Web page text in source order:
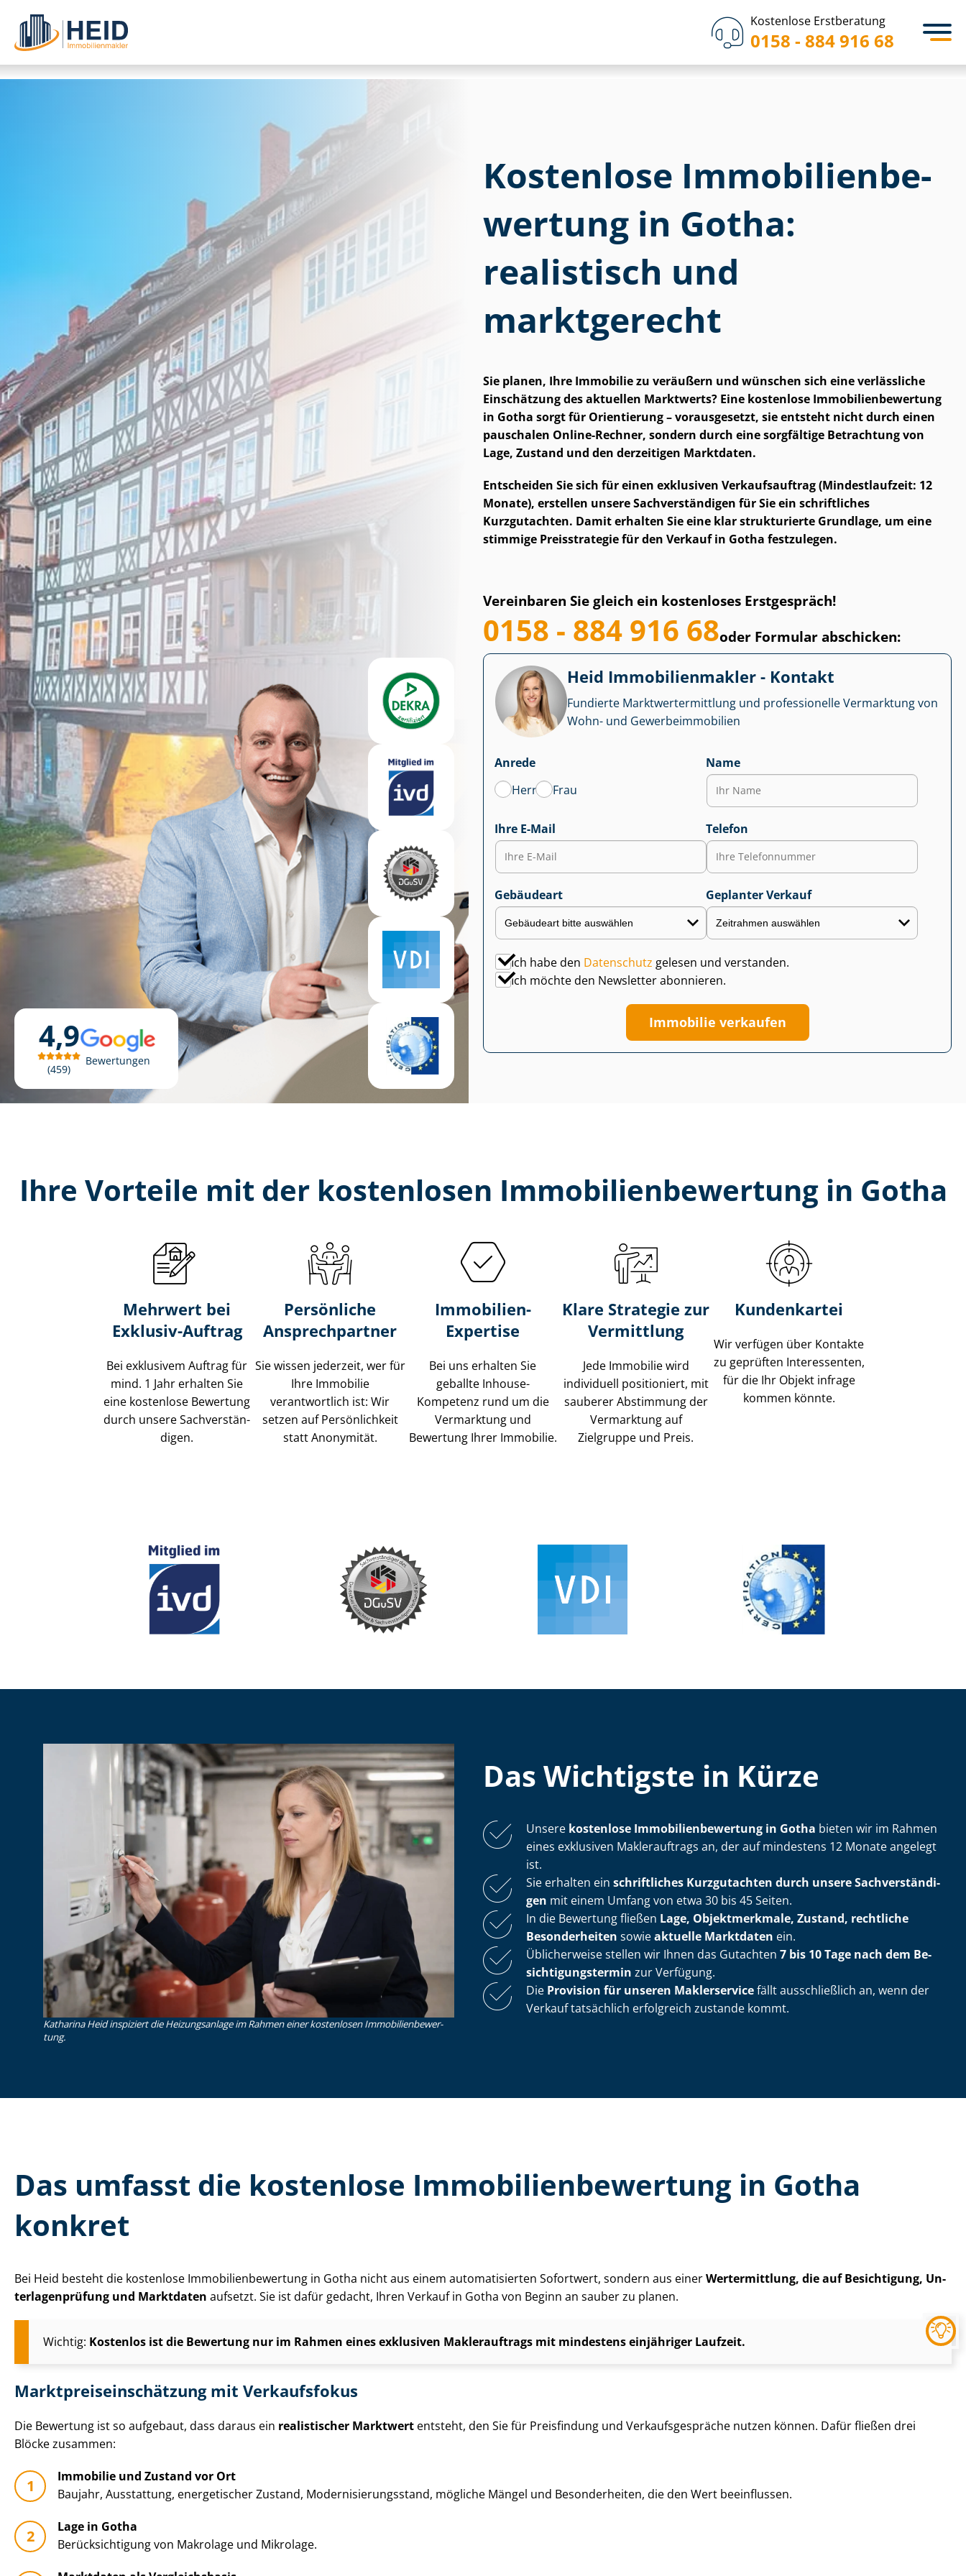
Kostenlose Erstberatung
0158 - 884 916 68
4,9
459
Bewertungen
Kostenlose Im­mo­bi­li­en­be­
wer­tung in Gotha:
realistisch und
marktgerecht
Sie planen, Ihre Immobilie zu veräußern und wünschen sich eine verlässliche
Einschätzung des aktuellen Marktwerts? Eine kostenlose Im­mo­bi­li­en­be­wer­tung
in Gotha sorgt für Orientierung – vorausgesetzt, sie entsteht nicht durch einen
pauschalen Online-Rechner, sondern durch eine sorgfältige Betrachtung von
Lage, Zustand und den derzeitigen Marktdaten.
Entscheiden Sie sich für einen exklusiven Verkaufsauftrag (Mindestlaufzeit: 12
Monate), erstellen unsere Sach­ver­stän­di­gen für Sie ein schriftliches
Kurzgutachten. Damit erhalten Sie eine klar strukturierte Grundlage, um eine
stimmige Preisstrategie für den Verkauf in Gotha festzulegen.
Vereinbaren Sie gleich ein kostenloses Erstgespräch!
0158 - 884 916 68oder Formular abschicken:
Heid Im­mo­bi­li­en­mak­ler - Kontakt
Fundierte Markt­wert­ermitt­lung und professionelle Vermarktung von
Wohn- und Ge­wer­be­im­mo­bi­li­en
Anrede
Herr
Frau
Name
Ihre E-Mail Telefon
Gebäudeart Geplanter Verkauf
Ich habe den Datenschutz gelesen und verstanden.
Ich möchte den Newsletter abonnieren.
Immobilie verkaufen
Ihre Vorteile mit der kostenlosen Im­mo­bi­li­en­be­wer­tung in Gotha
Mehrwert bei
Exklusiv-Auftrag
Bei exklusivem Auftrag für
mind. 1 Jahr erhalten Sie
eine kostenlose Bewertung
durch unsere Sach­ver­stän­
di­gen.
Persönliche
Ansprechpartner
Sie wissen jederzeit, wer für
Ihre Immobilie
verantwortlich ist: Wir
setzen auf Persönlichkeit
statt Anonymität.
Immobilien-
Expertise
Bei uns erhalten Sie
geballte Inhouse-
Kompetenz rund um die
Vermarktung und
Bewertung Ihrer Immobilie.
Klare Strategie zur
Vermittlung
Jede Immobilie wird
individuell positioniert, mit
sauberer Abstimmung der
Vermarktung auf
Zielgruppe und Preis.
Kundenkartei
Wir verfügen über Kontakte
zu geprüften Interessenten,
für die Ihr Objekt infrage
kommen könnte.
Katharina Heid inspiziert die Heizungsanlage im Rahmen einer kostenlosen Im­mo­bi­li­en­be­wer­
tung.
Das Wichtigste in Kürze
Unsere kostenlose Im­mo­bi­li­en­be­wer­tung in Gotha bieten wir im Rahmen
eines exklusiven Maklerauftrags an, der auf mindestens 12 Monate angelegt
ist.
Sie erhalten ein schriftliches Kurzgutachten durch unsere Sach­ver­stän­di­
gen mit einem Umfang von etwa 30 bis 45 Seiten.
In die Bewertung fließen Lage, Objektmerkmale, Zustand, rechtliche
Besonderheiten sowieaktuelle Marktdaten ein.
Üblicherweise stellen wir Ihnen das Gutachten 7 bis 10 Tage nach dem Be­
sich­ti­gungs­ter­min zur Verfügung.
Die Provision für unseren Maklerservicefällt ausschließlich an, wenn der
Verkauf tatsächlich erfolgreich zustande kommt.
Das umfasst die kostenlose Im­mo­bi­li­en­be­wer­tung in Gotha
konkret
Bei Heid besteht die kostenlose Im­mo­bi­li­en­be­wer­tung in Gotha nicht aus einem automatisierten Sofortwert, sondern aus einerWertermittlung, die auf Besichtigung, Un­
ter­la­gen­prü­fung und Marktdaten aufsetzt. Sie ist dafür gedacht, Ihren Verkauf in Gotha von Beginn an sauber zu planen.
Wichtig: Kostenlos ist die Bewertung nur im Rahmen eines exklusiven Maklerauftrags mit mindestens einjähriger Laufzeit.
Markt­preis­ein­schät­zung mit Verkaufsfokus
Die Bewertung ist so aufgebaut, dass daraus ein realistischer Marktwert entsteht, den Sie für Preisfindung und Ver­kaufs­ge­sprä­che nutzen können. Dafür fließen drei
Blöcke zusammen:
Immobilie und Zustand vor Ort
Baujahr, Ausstattung, energetischer Zustand, Mo­der­ni­sie­rungs­stand, mögliche Mängel und Besonderheiten, die den Wert beeinflussen.
Lage in Gotha
Be­rück­sich­ti­gung von Makrolage und Mikrolage.